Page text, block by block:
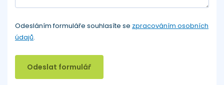
Odesláním formuláře souhlasíte se zpracováním osobních
údajů.
Odeslat formulář